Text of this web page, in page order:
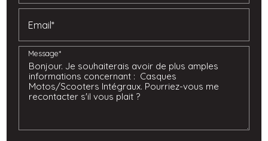
Email*
Message*